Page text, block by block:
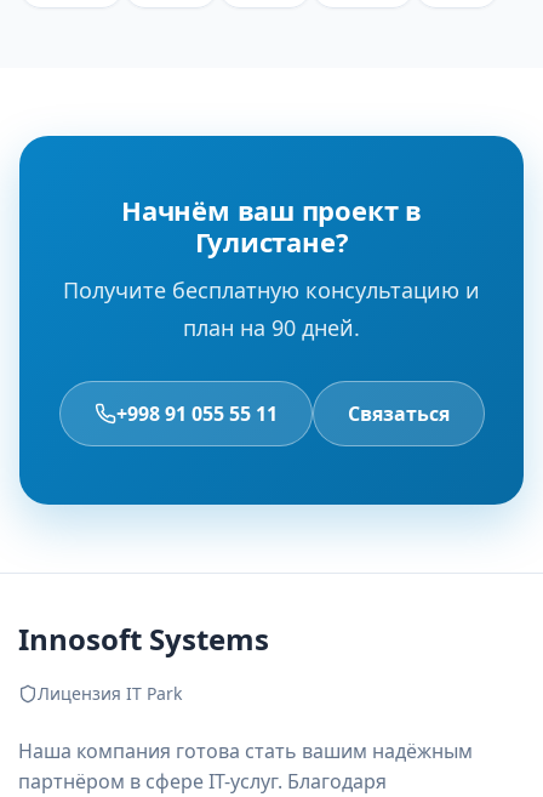
Начнём ваш проект в
Гулистане?
Получите бесплатную консультацию и
план на 90 дней.
+998 91 055 55 11 Связаться
Innosoft Systems
Лицензия IT Park
Наша компания готова стать вашим надёжным
партнёром в сфере IT-услуг. Благодаря